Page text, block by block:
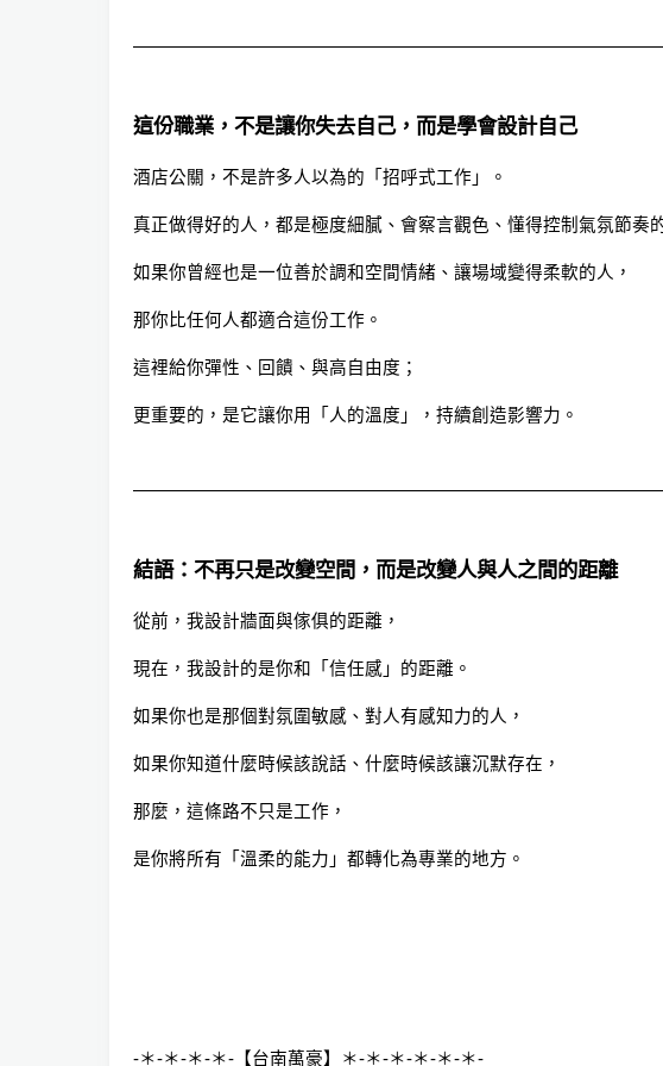
這份職業，不是讓你失去自己，而是學會設計自己
酒店公關，不是許多人以為的「招呼式工作」。
真正做得好的人，都是極度細膩、會察言觀色、懂得控制氣氛節奏
如果你曾經也是一位善於調和空間情緒、讓場域變得柔軟的人，
那你比任何人都適合這份工作。
這裡給你彈性、回饋、與高自由度；
更重要的，是它讓你用「人的溫度」，持續創造影響力。
結語：不再只是改變空間，而是改變人與人之間的距離
從前，我設計牆面與傢俱的距離，
現在，我設計的是你和「信任感」的距離。
如果你也是那個對氛圍敏感、對人有感知力的人，
如果你知道什麼時候該說話、什麼時候該讓沉默存在，
那麼，這條路不只是工作，
是你將所有「溫柔的能力」都轉化為專業的地方。
-＊-＊-＊-＊-【台南萬豪】＊-＊-＊-＊-＊-＊-